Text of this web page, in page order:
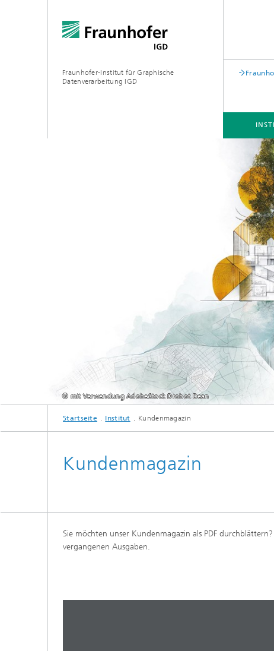
Fraunhofer-Institut für Graphische
Datenverarbeitung IGD
© mit Verwendung AdobeStock Drobot Dean
Startseite Institut Kundenmagazin
Kundenmagazin
Sie möchten unser Kundenmagazin als PDF
vergangenen Ausgaben.